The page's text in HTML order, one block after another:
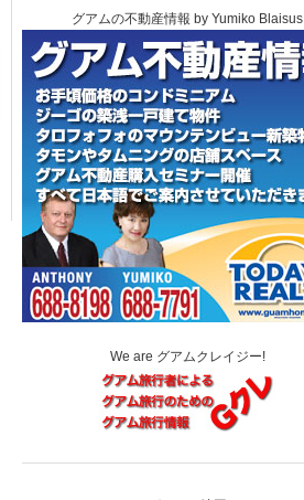
グアムの不動産情報 by Yumiko Blaisus
We are グアムクレイジー!